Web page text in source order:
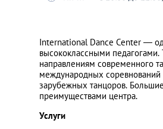
International Dance Center —
высококлассными
направлениям современного
международных соревнований
зарубежных танцоров.
преимуществами центра.
Услуги